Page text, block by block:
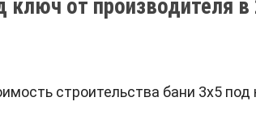
ключ от производителя
строительства бани 3х5 под